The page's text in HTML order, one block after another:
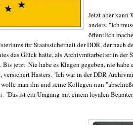
Jetzt aber kann
anders. "Ich
öffentlich
für Staatssicherheit der DDR, der nach
das Glück hatte, als Archivmitarbeiter in der
jetzt. Nie habe es Klagen gegeben, nie habe
versichert Hasters. "Ich war in der DDR
man ihn und seine Kollegen nun
"Das ist ein Umgang mit einem loyalen